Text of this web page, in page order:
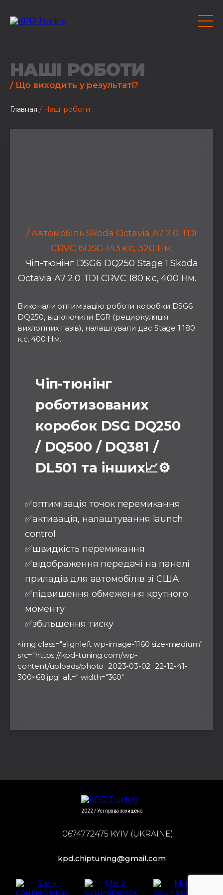
НАШІ РОБОТИ
/ Що виходить у результаті?
Главная / Наші роботи
/ Автомобіль Skoda Octavia A7 2.0 TDI
CRVC 6DSG 143 к.с, 320 Нм.
Чіп-тюнінг DSG6 DQ250 Stage 1 Skoda
Octavia A7 2.0 TDI CRVC 180 к.с, 400 Нм. ⠀
Виконали оптимізацію роботи коробки DSG6
DQ250, відключили EGR (рециркуляція
вихлопних газів), налаштували двс Stage 1 180
к.с, 400 Нм.
Чіп-тюнінг
роботизованих
коробок DSG DQ250
/ DQ500 / DQ381 /
DL501 та інших📈⚙️
✅оптимізація точок перемикання
✅активація, налаштування launch
control
✅швидкість перемикання
✅відображення передачі на панелі
приладів для автомобілів зі США
✅підвищення обмеження крутного
моменту
✅збільшення тиску
<img class="alignleft wp-image-1160 size-medium"
src="https://kpd-tuning.com/wp-
content/uploads/photo_2023-03-02_22-12-41-
300×68.jpg" alt=" width="360"
2022 / Усі права захищено
0674772475 KYIV (UKRAINE)
kpd.chiptuning@gmail.com